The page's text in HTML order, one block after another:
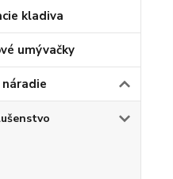
kladiva
umývačky